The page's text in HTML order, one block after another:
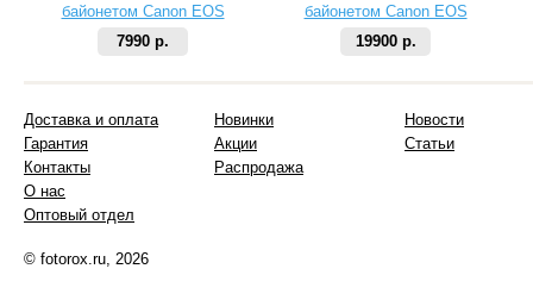
байонетом Canon EOS
7990 р.
байонетом Canon EOS
19900 р.
Доставка и оплата
Гарантия
Контакты
О нас
Оптовый отдел
Новинки
Акции
Распродажа
Новости
Статьи
© fotorox.ru, 2026